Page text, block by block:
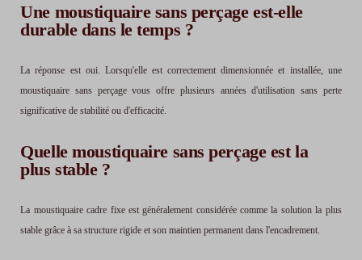
Une moustiquaire sans perçage est-elle
durable dans le temps ?
La réponse est oui. Lorsqu'elle est correctement dimensionnée et installée, une
moustiquaire sans perçage vous offre plusieurs années d'utilisation sans perte
significative de stabilité ou d'efficacité.
Quelle moustiquaire sans perçage est la
plus stable ?
La moustiquaire cadre fixe est généralement considérée comme la solution la plus
stable grâce à sa structure rigide et son maintien permanent dans l'encadrement.